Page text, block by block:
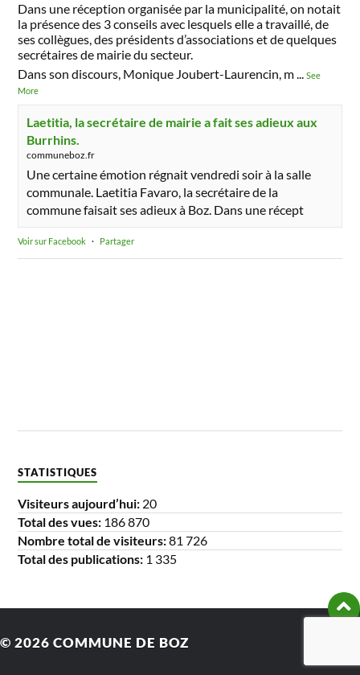
Dans une réception organisée par la municipalité, on notait
la présence des 3 conseils avec lesquels elle a travaillé, de
ses collègues, des présidents d’associations et de quelques
secrétaires de mairie du secteur.
Dans son discours, Monique Joubert-Laurencin, m...See
More
Laetitia, la secrétaire de mairie a fait ses adieux aux
Burrhins.
communeboz.fr
Une certaine émotion régnait vendredi soir à la salle
communale. Laetitia Favaro, la secrétaire de la
commune faisait ses adieux à Boz. Dans une récept
Voir sur Facebook · Partager
STATISTIQUES
Visiteurs aujourd’hui: 20
Total des vues: 186 870
Nombre total de visiteurs:81 726
Total des publications: 1 335
© 2026 COMMUNE DE BOZ